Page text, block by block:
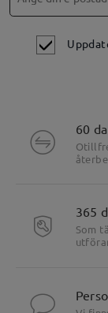
60
365
Som